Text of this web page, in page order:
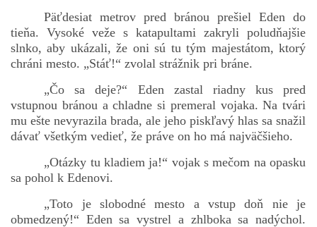
Päťdesiat metrov pred bránou prešiel Eden do
tieňa. Vysoké veže s katapultami zakryli poludňajšie
slnko, aby ukázali, že oni sú tu tým majestátom, ktorý
chráni mesto. „Stáť!“ zvolal strážnik pri bráne.
„Čo sa deje?“ Eden zastal riadny kus pred
vstupnou bránou a chladne si premeral vojaka. Na tvári
mu ešte nevyrazila brada, ale jeho piskľavý hlas sa snažil
dávať všetkým vedieť, že práve on ho má najväčšieho.
„Otázky tu kladiem ja!“ vojak s mečom na opasku
sa pohol k Edenovi.
„Toto je slobodné mesto a vstup doň nie je
obmedzený!“ Eden sa vystrel a zhlboka sa nadýchol.